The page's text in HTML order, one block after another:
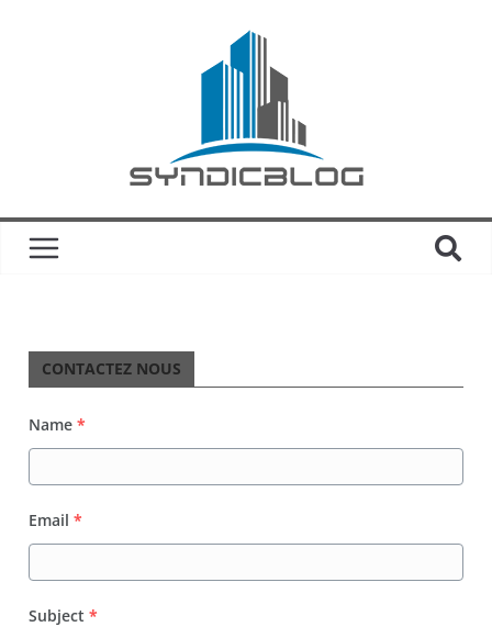
CONTACTEZ NOUS
Name *
Email *
Subject *